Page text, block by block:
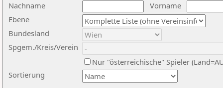
Nachname
Vorname
Ebene
Sortierung
Bundesland
Spgem./Kreis/Verein
Nur "österreichische" Spieler